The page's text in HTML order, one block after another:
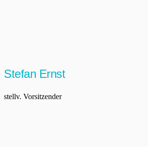
Stefan Ernst
stellv. Vorsitzender